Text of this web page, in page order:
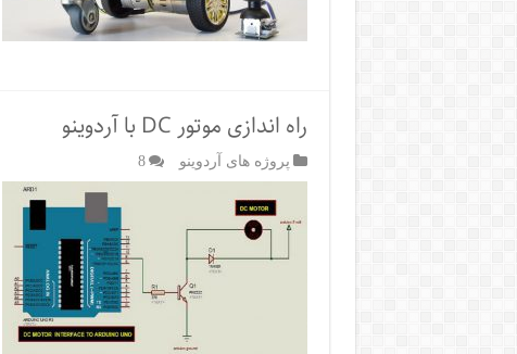
راه اندازی موتور DC با آردوینو
پروژه های آردوینو 8